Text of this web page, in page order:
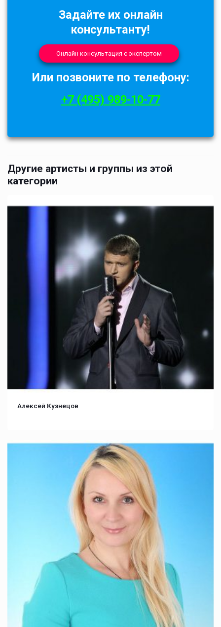
Задайте их онлайн
консультанту!
Онлайн консультация с экспертом
Или позвоните по телефону:
+7 (495) 989-10-77
Другие артисты и группы из этой
категории
Алексей Кузнецов